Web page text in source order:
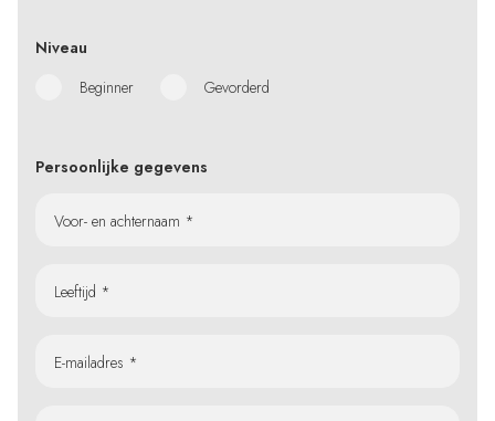
Niveau
Beginner
Gevorderd
Persoonlijke gegevens
Voor- en achternaam *
Leeftijd *
E-mailadres *